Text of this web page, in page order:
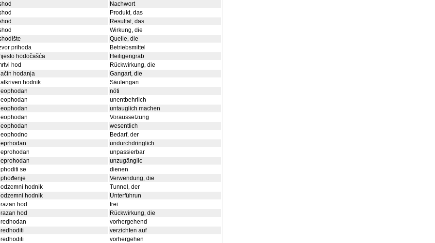
Nachwort
Produkt, das
Resultat, das
Wirkung, die
Quelle, die
prihoda
Betriebsmittel
hodočašća
Heiligengrab
hod
Rückwirkung, die
hodanja
Gangart, die
hodnik
Säulengan
nöti
unentbehrlich
untauglich machen
Voraussetzung
wesentlich
Bedarf, der
undurchdringlich
unpassierbar
unzugänglic
se
dienen
Verwendung, die
hodnik
Tunnel, der
hodnik
Unterführun
hod
frei
hod
Rückwirkung, die
vorhergehend
verzichten auf
vorhergehen